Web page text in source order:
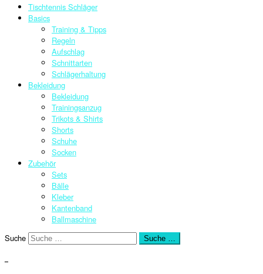
Tischtennis Schläger
Basics
Training & Tipps
Regeln
Aufschlag
Schnittarten
Schlägerhaltung
Bekleidung
Bekleidung
Trainingsanzug
Trikots & Shirts
Shorts
Schuhe
Socken
Zubehör
Sets
Bälle
Kleber
Kantenband
Ballmaschine
Suche
Suche …
–